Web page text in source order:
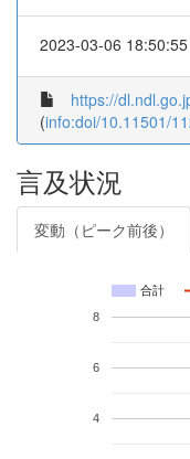
2023-03-06 18:50:55
https://
(info:doi/10.11501/
言及状況
変動（ピーク前後）
合計
4
6
8